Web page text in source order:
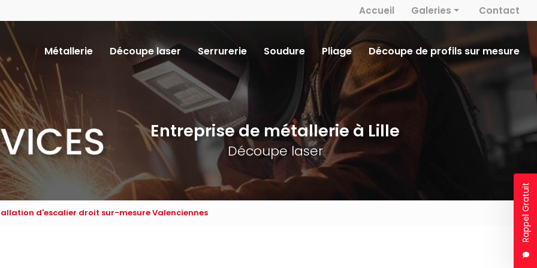
Rappel Gratuit
Accueil Galeries
Métallerie
Découpe laser
Serrurerie
Contact
Métallerie Découpe laser Serrurerie Soudure Pliage Découpe de profils sur mesure
Entreprise de métallerie à Lille
Découpe laser
d'escalier droit sur-mesure Valenciennes